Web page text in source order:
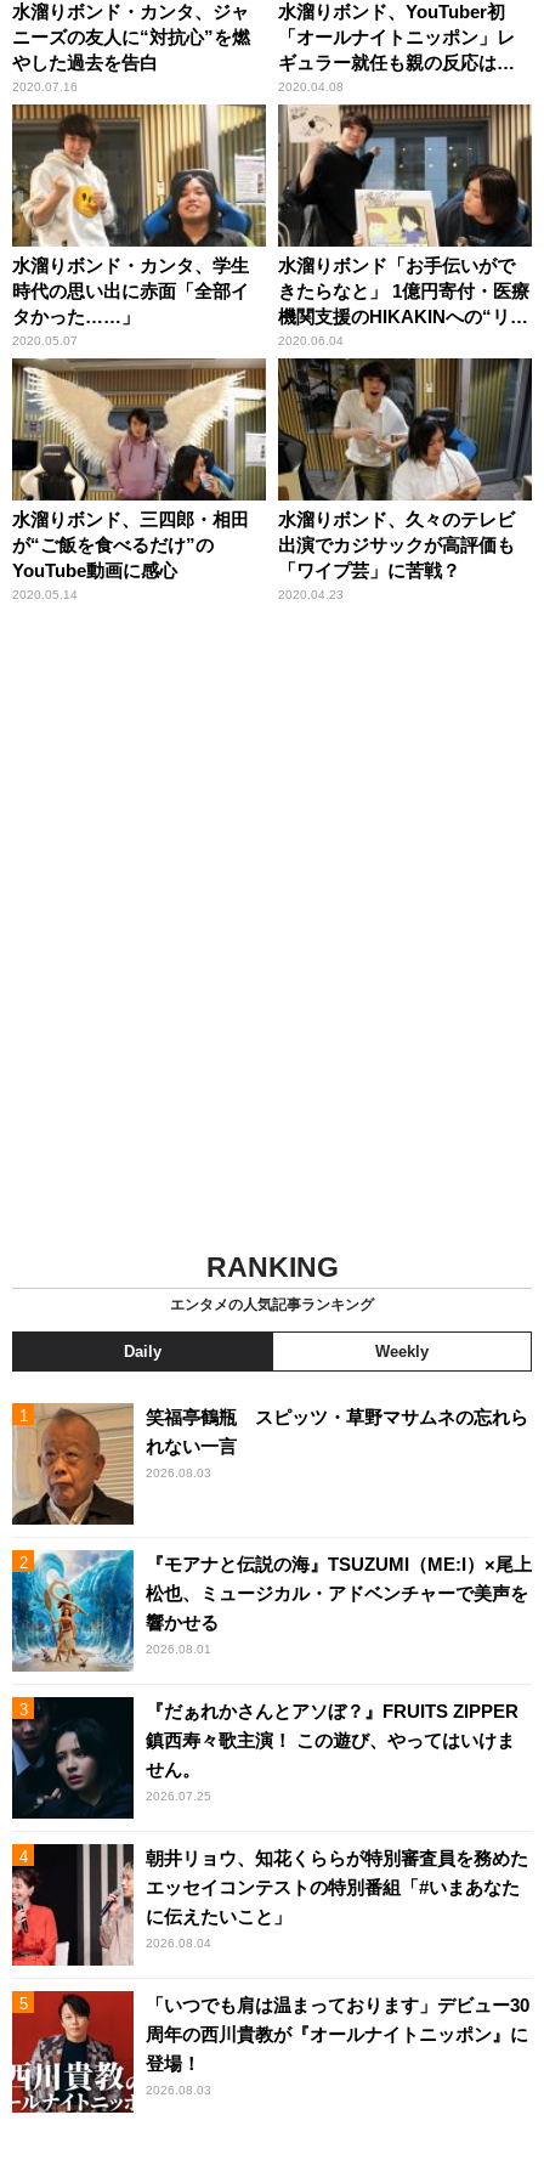
水溜りボンド・カンタ、ジャ
ニーズの友人に“対抗心”を燃
やした過去を告白
2020.07.16
水溜りボンド、YouTuber初
「オールナイトニッポン」レ
ギュラー就任も親の反応は微
妙？
2020.04.08
水溜りボンド・カンタ、学生
時代の思い出に赤面「全部イ
タかった……」
2020.05.07
水溜りボンド「お手伝いがで
きたらなと」 1億円寄付・医療
機関支援のHIKAKINへの“リス
ペクト”を語る
2020.06.04
水溜りボンド、三四郎・相田
が“ご飯を食べるだけ”の
YouTube動画に感心
2020.05.14
水溜りボンド、久々のテレビ
出演でカジサックが高評価も
「ワイプ芸」に苦戦？
2020.04.23
RANKING
エンタメの人気記事ランキング
Daily Weekly
笑福亭鶴瓶 スピッツ・草野マサムネの忘れら
れない一言
2026.08.03
『モアナと伝説の海』TSUZUMI（ME:I）×尾上
松也、ミュージカル・アドベンチャーで美声を
響かせる
2026.08.01
『だぁれかさんとアソぼ？』FRUITS ZIPPER
鎮西寿々歌主演！ この遊び、やってはいけま
せん。
2026.07.25
朝井リョウ、知花くららが特別審査員を務めた
エッセイコンテストの特別番組「#いまあなた
に伝えたいこと」
2026.08.04
「いつでも肩は温まっております」デビュー30
周年の西川貴教が『オールナイトニッポン』に
登場！
2026.08.03